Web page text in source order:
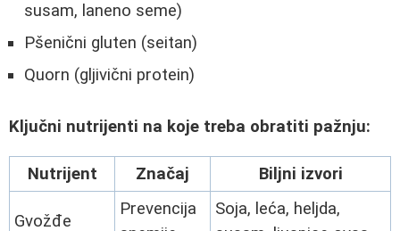
susam, laneno seme)
Pšenični gluten (seitan)
Quorn (gljivični protein)
Ključni nutrijenti na koje treba obratiti pažnju:
Nutrijent Značaj Biljni izvori
Gvožđe
Prevencija
Soja, leća, heljda,